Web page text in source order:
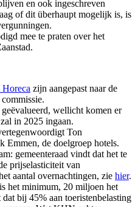
en ook ingeschreven
of dit überhaupt mogelijk is, is
mee te praten over het
zijn aangepast naar de
wellicht komen er
in 2025 ingaan.
Ton
Emmen, de doelgroep hotels.
gemeenteraad vindt dat het te
prijselasticiteit van
aantal overnachtingen, zie hier.
het minimum, 20 miljoen het
bij 45% aan toeristenbelasting